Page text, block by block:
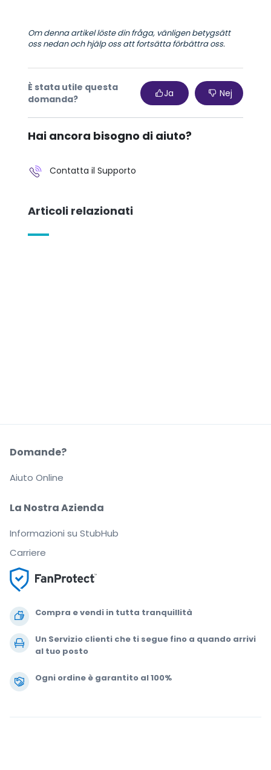
Om denna artikel löste din fråga, vänligen betygsätt
oss nedan och hjälp oss att fortsätta förbättra oss.
È stata utile questa
domanda?
Ja Nej
Hai ancora bisogno di aiuto?
Contatta il Supporto
Articoli relazionati
Compra e vendi in tutta tranquillità
Un Servizio clienti che ti segue fino a quando arrivi
al tuo posto
Ogni ordine è garantito al 100%
La Nostra Azienda
Informazioni su StubHub
Carriere
Domande?
Aiuto Online